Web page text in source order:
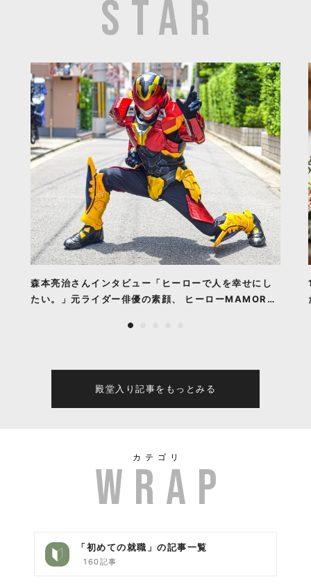
森本亮治さんインタビュー「ヒーローで人を幸せにし
たい。」元ライダー俳優の素顔、 ヒーローMAMORU
殿堂入り記事をもっとみる
カテゴリ
「初めての就職」の記事一覧
160記事